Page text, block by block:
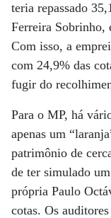
teria repassado
Ferreira Sobrinho,
Com isso, a
com 24,9% das
fugir do
Para o MP, há
apenas um
patrimônio de
de ter simulado
própria Paulo
cotas. Os